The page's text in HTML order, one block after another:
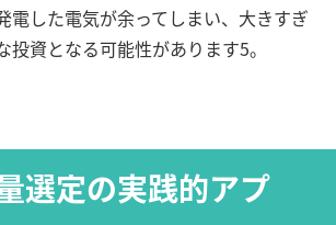
電した電気が余ってしまい、大きすぎ
投資となる可能性があります5。
選定の実践的アプ